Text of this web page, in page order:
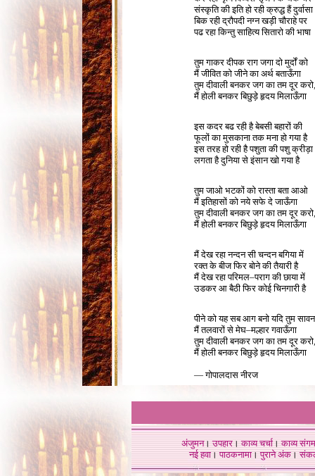
संस्कृति की इति हो रही क्रुद्ध हैं दुर्वासा
बिक रही द्रौपदी नग्न खड़ी चौराहे पर
पढ रहा किन्तु साहित्य सितारो की भाषा
तुम गाकर दीपक राग जगा दो मुर्दों को
मैं जीवित को जीने का अर्थ बताऊँगा
तुम दीवाली बनकर जग का तम दूर करो,
मैं होली बनकर बिछुड़े हृदय मिलाऊँगा
इस कदर बढ रही है बेबसी बहारों की
फूलों का मुसकाना तक मना हो गया है
इस तरह हो रही है पशुता की पशु क्रीड़ा
लगता है दुनिया से इंसान खो गया है
तुम जाओ भटकों को रास्ता बता आओ
मैं इतिहासों को नये सफे दे जाऊँगा
तुम दीवाली बनकर जग का तम दूर करो,
मैं होली बनकर बिछुड़े हृदय मिलाऊँगा
मैं देख रहा नन्दन सी चन्दन बगिया में
रक्त के बीज फिर बोने की तैयारी है
मैं देख रहा परिमल–पराग की छाया में
उडकर आ बैठी फिर कोई चिनगारी है
पीने को यह सब आग बनो यदि तुम सावन
मैं तलवारों से मेघ–मल्हार गवाऊँगा
तुम दीवाली बनकर जग का तम दूर करो,
मैं होली बनकर बिछुड़े हृदय मिलाऊँगा
— गोपालदास नीरज
अंजुमन।उपहार।काव्य चर्चा।काव्य संगम
नई हवा। पाठकनामा। पुराने अंक।